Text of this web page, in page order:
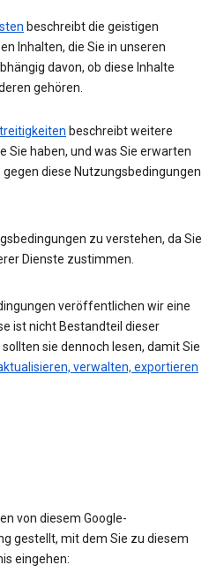
beschreibt die geistigen
Inhalten, die Sie in unseren
davon, ob diese Inhalte
gehören.
beschreibt weitere
Sie haben, und was Sie erwarten
diese Nutzungsbedingungen
zu verstehen, da Sie
Dienste zustimmen.
veröffentlichen wir eine
ist nicht Bestandteil dieser
sie dennoch lesen, damit Sie
verwalten, exportieren
von diesem Google-
gestellt, mit dem Sie zu diesem
eingehen: